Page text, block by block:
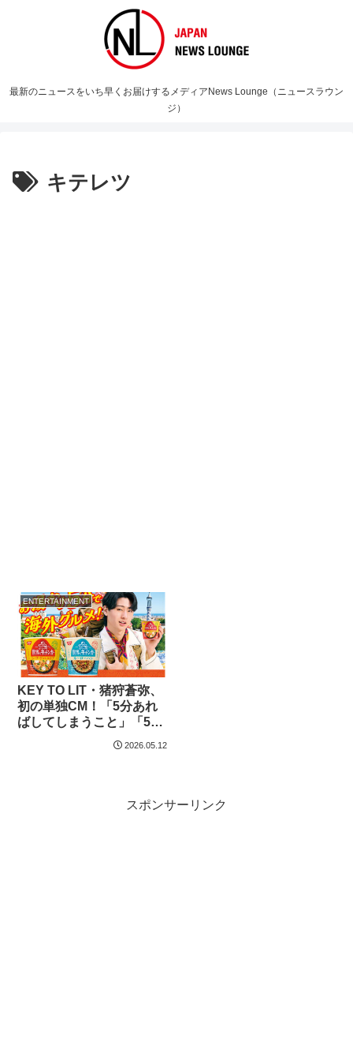
最新のニュースをいち早くお届けするメディアNews Lounge（ニュースラウン
ジ）
キテレツ
ENTERTAINMENT
KEY TO LIT・猪狩蒼弥、
初の単独CM！「5分あれ
ばしてしまうこと」「5分
でできたらいいのにと思
2026.05.12
スポンサーリンク